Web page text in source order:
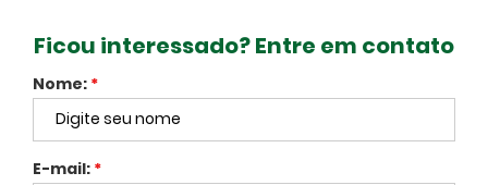
Ficou interessado? Entre em contato
Nome: *
E-mail: *